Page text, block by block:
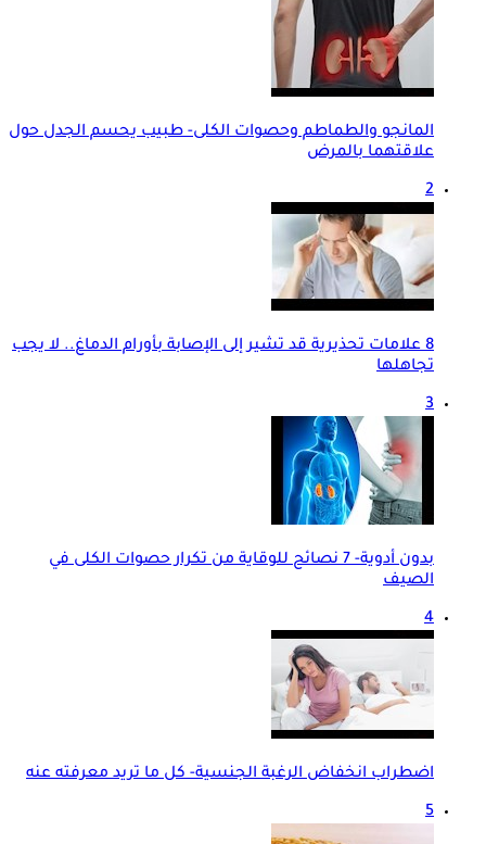
المانجو والطماطم وحصوات الكلى- طبيب يحسم الجدل حول
علاقتهما بالمرض
2
8 علامات تحذيرية قد تشير إلى الإصابة بأورام الدماغ.. لا يجب
تجاهلها
3
بدون أدوية- 7 نصائح للوقاية من تكرار حصوات الكلى في
الصيف
4
اضطراب انخفاض الرغبة الجنسية- كل ما تريد معرفته عنه
5